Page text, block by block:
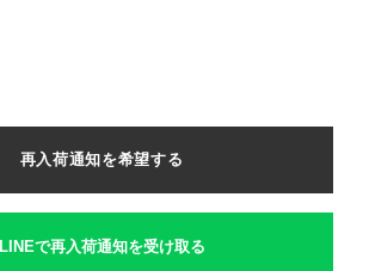
再入荷通知を希望する
LINEで再入荷通知を受け取る